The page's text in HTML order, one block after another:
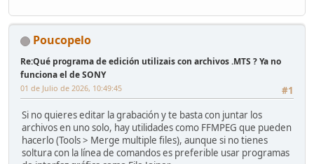
Poucopelo
Re:Qué programa de edición utilizais con archivos .MTS ? Ya no
funciona el de SONY
#1
01 de Julio de 2026, 10:49:45
Si no quieres editar la grabación y te basta con juntar los
archivos en uno solo, hay utilidades como FFMPEG que pueden
hacerlo (Tools > Merge multiple files), aunque si no tienes
soltura con la línea de comandos es preferible usar programas